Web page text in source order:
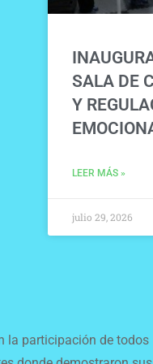
SALA DE
Y
LEER MÁS »
julio 29, 2026
la participación de